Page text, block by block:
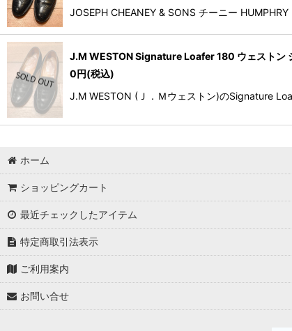
JOSEPH CHEANEY & SONS チーニー
J.M WESTON Signature Loafer 180 ウェストン
0円(税込)
J.M WESTON (Ｊ．Ｍウェストン)のSignature
ホーム
ショッピングカート
最近チェックしたアイテム
特定商取引法表示
ご利用案内
お問い合せ